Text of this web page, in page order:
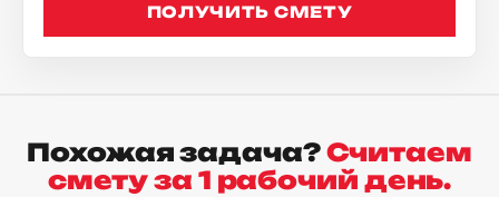
ПОЛУЧИТЬ СМЕТУ
Похожая задача?Считаем
смету за 1 рабочий день.